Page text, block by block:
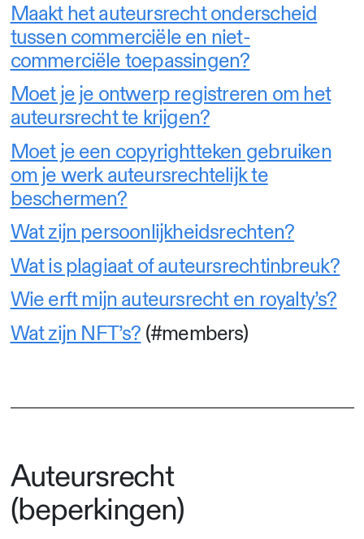
Maakt het auteursrecht onderscheid
tussen commerciële en niet-
commerciële toepassingen?
Moet je je ontwerp registreren om het
auteursrecht te krijgen?
Moet je een copyrightteken gebruiken
om je werk auteursrechtelijk te
beschermen?
Wat zijn persoonlijkheidsrechten?
Wat is plagiaat of auteursrechtinbreuk?
Wie erft mijn auteursrecht en royalty’s?
Wat zijn NFT’s? (#members)
Auteursrecht
(beperkingen)